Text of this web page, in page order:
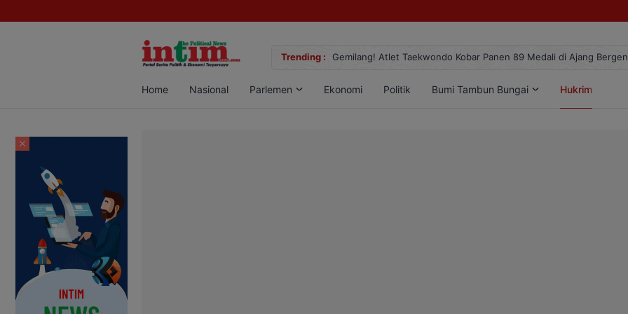
Trending :
Sabu di Pangkalan Bun, Dua Pelaku Diamankan Gemilang! Atlet Taekwondo Kobar Panen 89 Medali di Ajang
Home Nasional Parlemen Ekonomi Politik Bumi Tambun Bungai Hukrim